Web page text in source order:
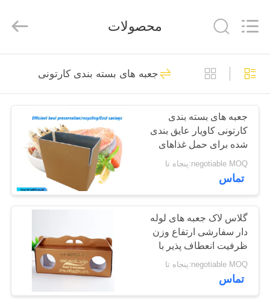
خانه
محصولات
دربارهی
کارخانه
کنترل
کیفیت
trading
Rights
جعبه بسته بندی
کاغذی
جعبه بسته بندی مواد
غذایی
18
محصولات
جعبه های بسته بندی کارتونی
جعبه های بسته بندی
کارتونی کاویار عایق بندی
شده برای حمل غذاهای
دریایی
negotiable MOQ:پنجاه تا
تماس
گلاس لاک جعبه های لوله
دار سفارشی ارتفاع وزن
ظرفیت انعطاف پذیر با
پنجره
negotiable MOQ:پنجاه تا
تماس